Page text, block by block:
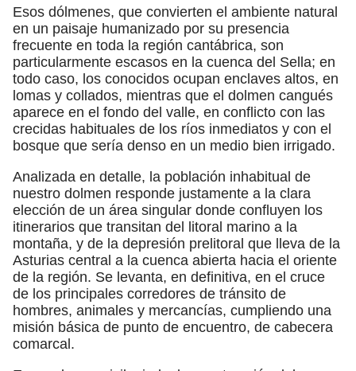
Esos dólmenes, que convierten el ambiente natural
en un paisaje humanizado por su presencia
frecuente en toda la región cantábrica, son
particularmente escasos en la cuenca del Sella; en
todo caso, los conocidos ocupan enclaves altos, en
lomas y collados, mientras que el dolmen cangués
aparece en el fondo del valle, en conflicto con las
crecidas habituales de los ríos inmediatos y con el
bosque que sería denso en un medio bien irrigado.
Analizada en detalle, la población inhabitual de
nuestro dolmen responde justamente a la clara
elección de un área singular donde confluyen los
itinerarios que transitan del litoral marino a la
montaña, y de la depresión prelitoral que lleva de la
Asturias central a la cuenca abierta hacia el oriente
de la región. Se levanta, en definitiva, en el cruce
de los principales corredores de tránsito de
hombres, animales y mercancías, cumpliendo una
misión básica de punto de encuentro, de cabecera
comarcal.